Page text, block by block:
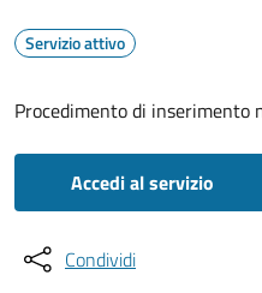
Servizio attivo
Procedimento di inserimento
Accedi al servizio
Condividi